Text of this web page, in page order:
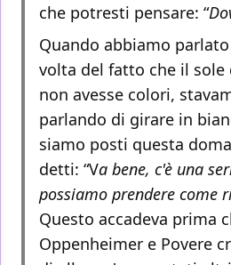
che potresti pensare: “
Quando abbiamo
volta del fatto che il sole
non avesse colori,
parlando di girare in
siamo posti questa
detti: “Va bene, c'è una
possiamo prendere come
Questo accadeva prima
Oppenheimer e Povere